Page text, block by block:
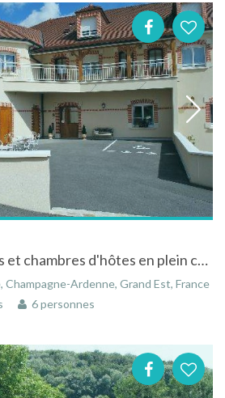
Location de meublés et chambres d'hôtes en plein coeur du vignoble champenois
Champagne-Ardenne, Grand Est, France
6 personnes